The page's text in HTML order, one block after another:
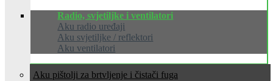
Radio, svjetiljke i ventilatori
Aku radio uređaji
Aku svjetiljke / reflektori
Aku ventilatori
Aku pištolji za brtvljenje i čistači fuga